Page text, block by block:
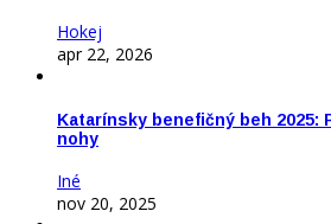
Hokej
apr 22, 2026
Katarínsky benefičný beh 2025:
nohy
Iné
nov 20, 2025